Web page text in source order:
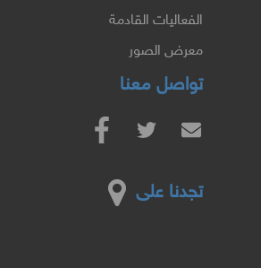
الفعاليات القادمة
معرض الصور
تواصل معنا
تجدنا على